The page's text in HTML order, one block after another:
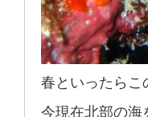
春といったらこ
今現在北部の海